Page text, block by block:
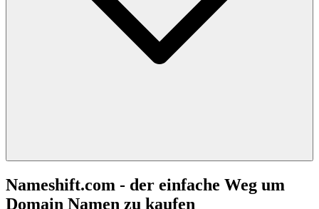
Nameshift.com - der einfache Weg um
Domain Namen zu kaufen